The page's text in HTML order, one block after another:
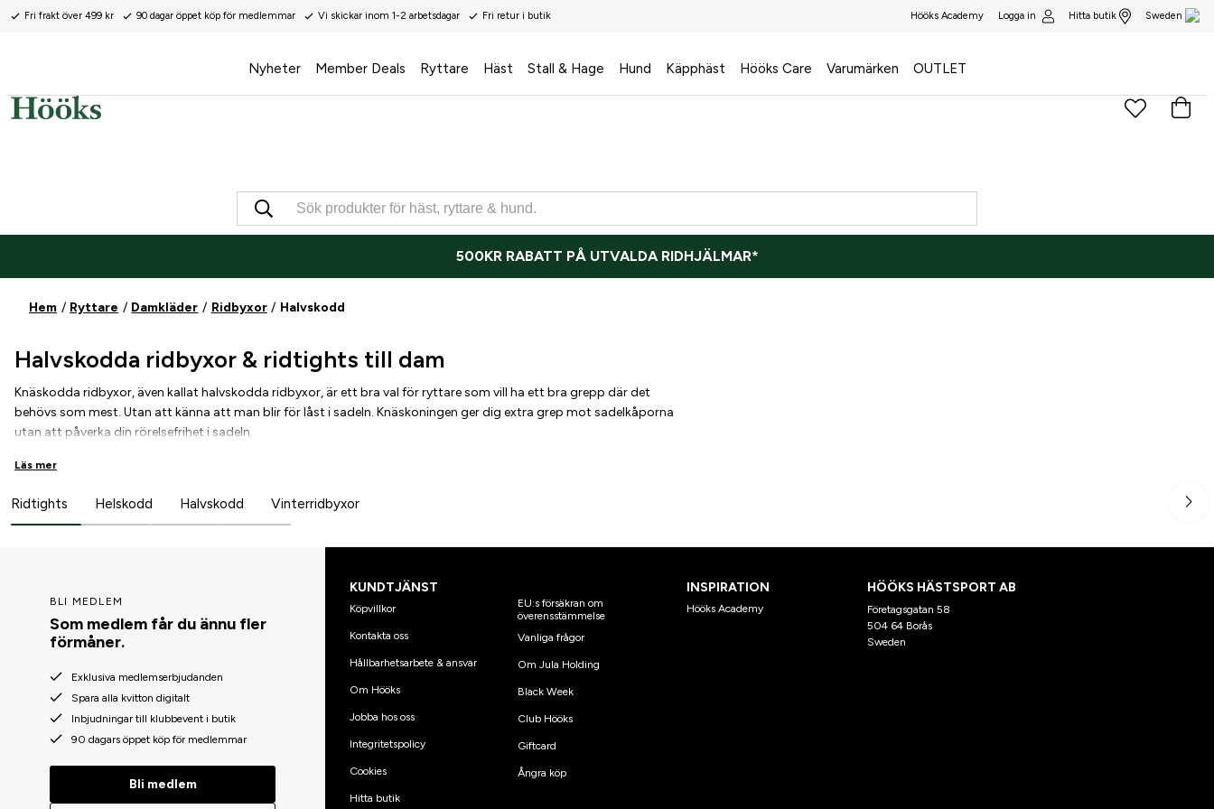
Fri frakt över 499 kr 90 dagar öppet köp för medlemmar Vi skickar inom 1-2 arbetsdagar Fri retur i butik Hööks Academy Logga in Hitta butik Sweden
Nyheter Member Deals Ryttare Häst Stall & Hage Hund Käpphäst Hööks Care Varumärken OUTLET
500KR RABATT PÅ UTVALDA RIDHJÄLMAR*
Hem Ryttare Damkläder Ridbyxor Halvskodd
Halvskodda ridbyxor & ridtights till dam
Knäskodda ridbyxor, även kallat halvskodda ridbyxor, är ett bra val för ryttare som vill ha ett bra grepp där det
behövs som mest. Utan att känna att man blir för låst i sadeln. Knäskoningen ger dig extra grep mot sadelkåporna
utan att påverka din rörelsefrihet i sadeln.
Skillnaden mellan helskodda och halvskodda ridbyxor är hur stor del av byxan som har skoning. En helskodd ridbyxa
skillnad från helskodda endast skoning vid knäna, vilket ger dig bra grepp mot sadelkåporna utan att begränsa
Läs mer
Ridtights Helskodd Halvskodd Vinterridbyxor
BLI MEDLEM
Som medlem får du ännu fler
förmåner.
Exklusiva medlemserbjudanden
Spara alla kvitton digitalt
Inbjudningar till klubbevent i butik
90 dagars öppet köp för medlemmar
Bli medlem
KUNDTJÄNST
Köpvillkor
Kontakta oss
Hållbarhetsarbete & ansvar
Om Hööks
Jobba hos oss
Integritetspolicy
Cookies
Hitta butik
EU:s försäkran om
överensstämmelse
Vanliga frågor
Om Jula Holding
Black Week
Club Hööks
Giftcard
Ångra köp
INSPIRATION
Hööks Academy
HÖÖKS HÄSTSPORT AB
Företagsgatan 58
504 64 Borås
Sweden